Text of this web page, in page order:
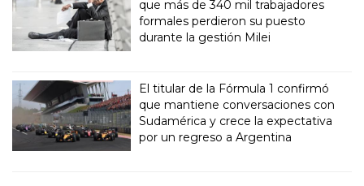
que más de 340 mil trabajadores
formales perdieron su puesto
durante la gestión Milei
El titular de la Fórmula 1 confirmó
que mantiene conversaciones con
Sudamérica y crece la expectativa
por un regreso a Argentina